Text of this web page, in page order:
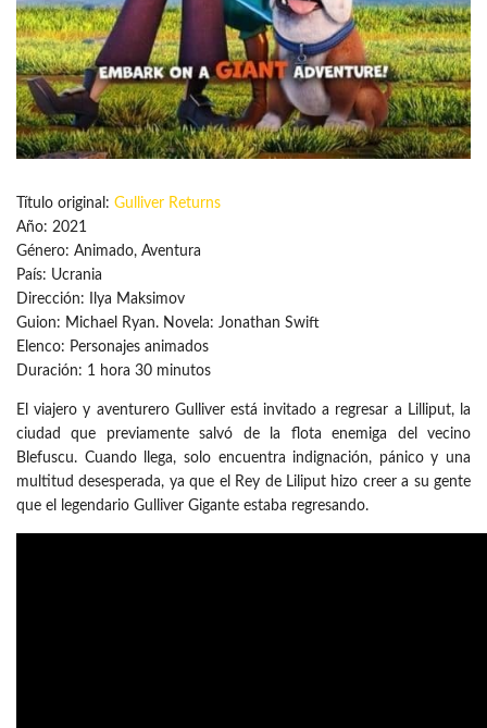
Título original: Gulliver Returns
Año: 2021
Género: Animado, Aventura
País: Ucrania
Dirección: Ilya Maksimov
Guion: Michael Ryan. Novela: Jonathan Swift
Elenco: Personajes animados
Duración: 1 hora 30 minutos
El viajero y aventurero Gulliver está invitado a regresar a Lilliput, la
ciudad que previamente salvó de la flota enemiga del vecino
Blefuscu. Cuando llega, solo encuentra indignación, pánico y una
multitud desesperada, ya que el Rey de Liliput hizo creer a su gente
que el legendario Gulliver Gigante estaba regresando.